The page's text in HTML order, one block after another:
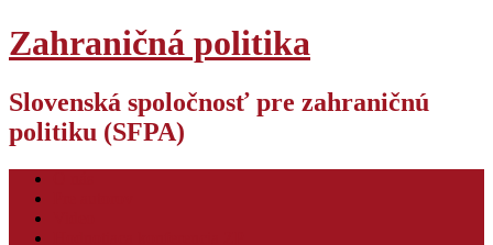
Zahraničná politika
Slovenská spoločnosť pre zahraničnú
politiku (SFPA)